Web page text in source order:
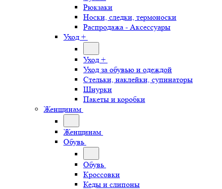
Рюкзаки
Носки, следки, термоноски
Распродажа - Аксессуары
Уход +
Уход +
Уход за обувью и одеждой
Стельки, наклейки, супинаторы
Шнурки
Пакеты и коробки
Женщинам
Женщинам
Обувь
Обувь
Кроссовки
Кеды и слипоны